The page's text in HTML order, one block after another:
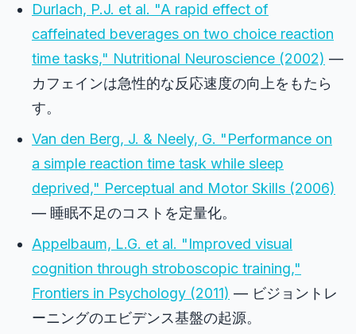
Durlach, P.J. et al. "A rapid effect of
caffeinated beverages on two choice reaction
time tasks," Nutritional Neuroscience (2002) —
カフェインは急性的な反応速度の向上をもたら
す。
Van den Berg, J. & Neely, G. "Performance on
a simple reaction time task while sleep
deprived," Perceptual and Motor Skills (2006)
— 睡眠不足のコストを定量化。
Appelbaum, L.G. et al. "Improved visual
cognition through stroboscopic training,"
Frontiers in Psychology (2011) — ビジョントレ
ーニングのエビデンス基盤の起源。